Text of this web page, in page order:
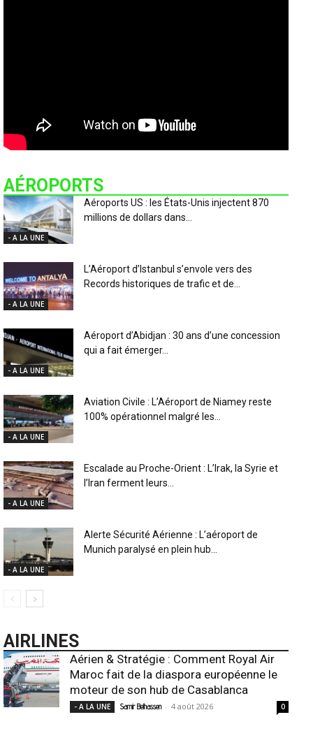
AÉROPORTS
- A LA UNE
Aéroports US : les États-Unis injectent 870
millions de dollars dans...
- A LA UNE
L’Aéroport d’Istanbul s’envole vers des
Records historiques de trafic et de...
- A LA UNE
Aéroport d’Abidjan : 30 ans d’une concession
qui a fait émerger...
- A LA UNE
Aviation Civile : L’Aéroport de Niamey reste
100% opérationnel malgré les...
- A LA UNE
Escalade au Proche-Orient : L’Irak, la Syrie et
l’Iran ferment leurs...
- A LA UNE
Alerte Sécurité Aérienne : L’aéroport de
Munich paralysé en plein hub...
AIRLINES
Aérien & Stratégie : Comment Royal Air
Maroc fait de la diaspora européenne le
moteur de son hub de Casablanca
- A LA UNE Samir Belhassen - 4 août 2026 0